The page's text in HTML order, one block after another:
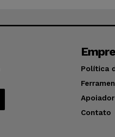
Política
Contato